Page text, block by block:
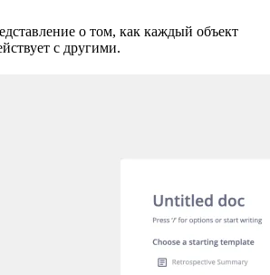
о том, как каждый объект
с другими.